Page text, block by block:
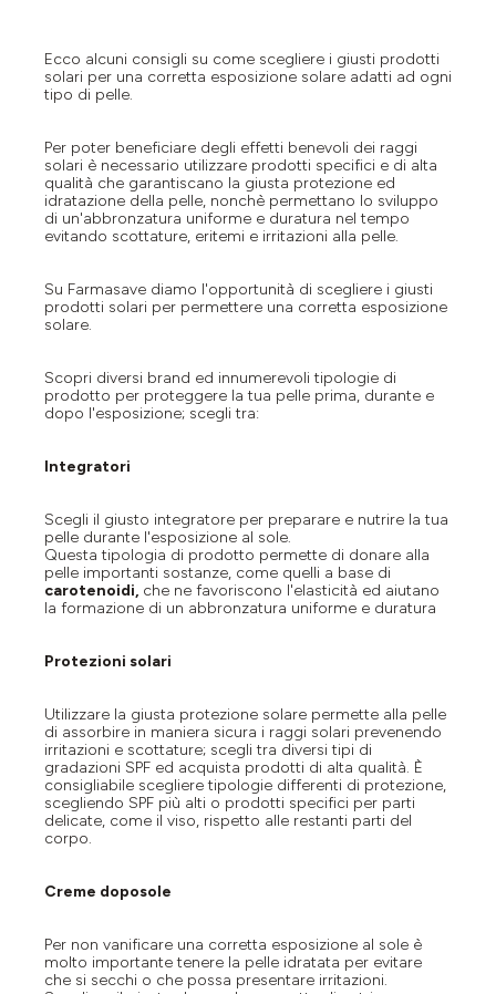
Ecco alcuni consigli su come scegliere i giusti prodotti
solari per una corretta esposizione solare adatti ad ogni
tipo di pelle.
Per poter beneficiare degli effetti benevoli dei raggi
solari è necessario utilizzare prodotti specifici e di alta
qualità che garantiscano la giusta protezione ed
idratazione della pelle, nonchè permettano lo sviluppo
di un'abbronzatura uniforme e duratura nel tempo
evitando scottature, eritemi e irritazioni alla pelle.
Su Farmasave diamo l'opportunità di scegliere i giusti
prodotti solari per permettere una corretta esposizione
solare.
Scopri diversi brand ed innumerevoli tipologie di
prodotto per proteggere la tua pelle prima, durante e
dopo l'esposizione; scegli tra:
Integratori
Scegli il giusto integratore per preparare e nutrire la tua
pelle durante l'esposizione al sole.
Questa tipologia di prodotto permette di donare alla
pelle importanti sostanze, come quelli a base di
carotenoidi, che ne favoriscono l'elasticità ed aiutano
la formazione di un abbronzatura uniforme e duratura
Protezioni solari
Utilizzare la giusta protezione solare permette alla pelle
di assorbire in maniera sicura i raggi solari prevenendo
irritazioni e scottature; scegli tra diversi tipi di
gradazioni SPF ed acquista prodotti di alta qualità. È
consigliabile scegliere tipologie differenti di protezione,
scegliendo SPF più alti o prodotti specifici per parti
delicate, come il viso, rispetto alle restanti parti del
corpo.
Creme doposole
Per non vanificare una corretta esposizione al sole è
molto importante tenere la pelle idratata per evitare
che si secchi o che possa presentare irritazioni.